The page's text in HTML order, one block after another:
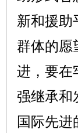
新和援助
群体的愿
进，要在
强继承和
国际先